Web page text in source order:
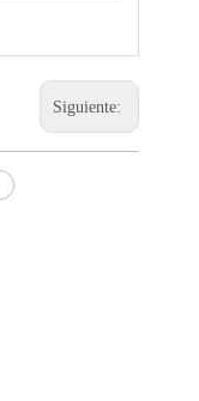
Siguiente: